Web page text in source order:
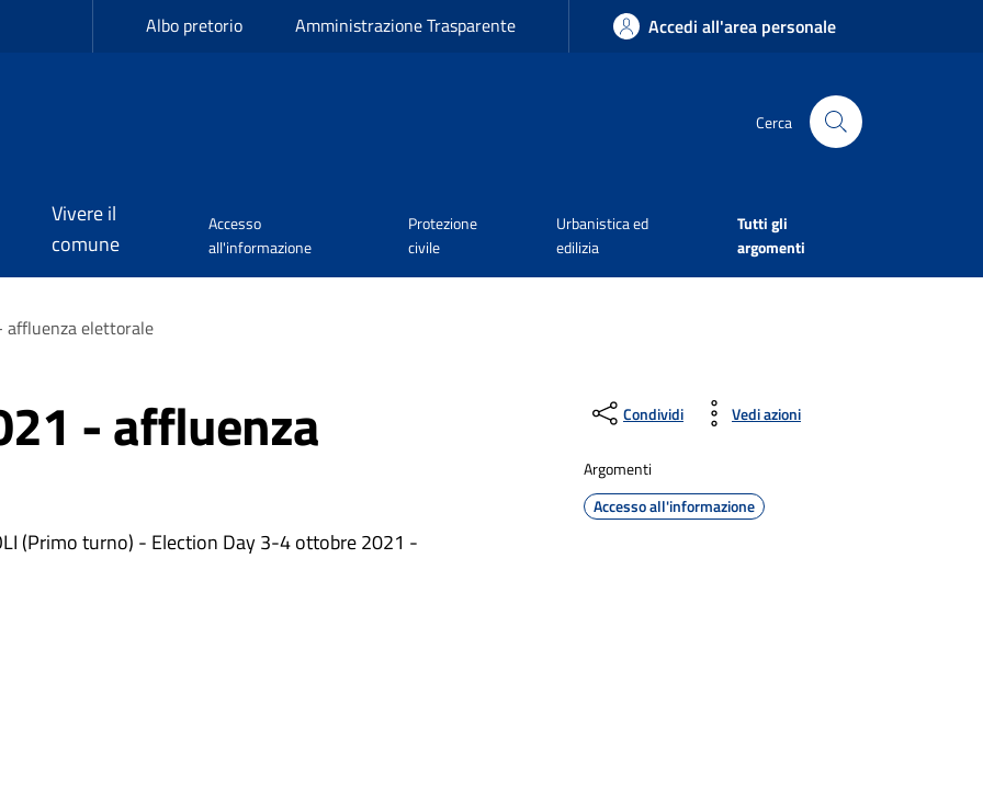
Albo pretorio Amministrazione Trasparente Accedi all'area personale
Cerca
Vivere il
comune
Accesso
all'informazione
Protezione
civile
Urbanistica ed
edilizia
Tutti gli
argomenti
elettorale
- affluenza
(Primo turno) - Election Day 3-4 ottobre 2021 -
Condividi Vedi azioni
Argomenti
Accesso all'informazione